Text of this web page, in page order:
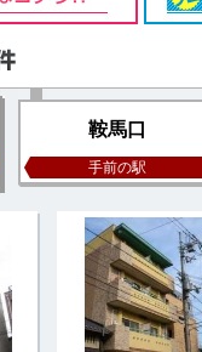
鞍馬口
手前の駅